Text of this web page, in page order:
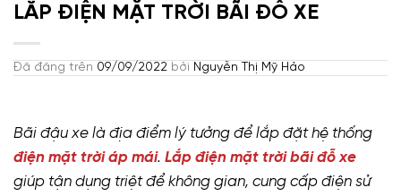
LẮP ĐIỆN MẶT TRỜI BÃI ĐỖ XE
Đã đăng trên 09/09/2022 bởi Nguyễn Thị Mỹ Hảo
Bãi đậu xe là địa điểm lý tưởng để lắp đặt hệ thống
điện mặt trời áp mái. Lắp điện mặt trời bãi đỗ xe
giúp tận dụng triệt để không gian, cung cấp điện sử